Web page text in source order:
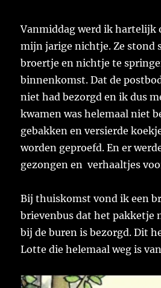
Vanmiddag werd ik hartelijk
mijn jarige nichtje. Ze stond
broertje en nichtje te
binnenkomst. Dat de
niet had bezorgd en ik dus
kwamen was helemaal niet
gebakken en versierde
worden geproefd. En er
gezongen en verhaaltjes
Bij thuiskomst vond ik een
brievenbus dat het pakketje
bij de buren is bezorgd. Dit
Lotte die helemaal weg is